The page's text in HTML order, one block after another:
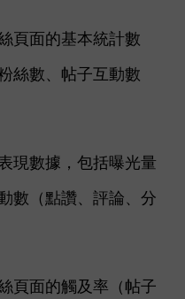
頁面的基本統計數
絲數、帖子互動數
現數據，包括曝光量
數（點讚、評論、分
頁面的觸及率（帖子